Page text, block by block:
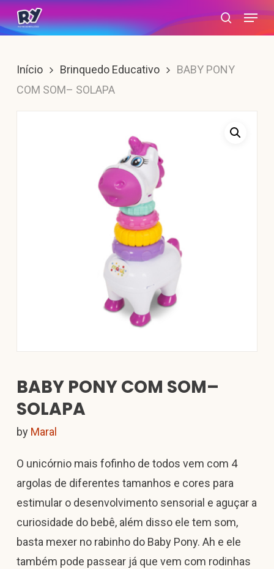
Skip
to
content
search
Menu
Início Brinquedo Educativo
BABY PONY
COM SOM– SOLAPA
BABY PONY COM SOM–
SOLAPA
by Maral
O unicórnio mais fofinho de todos vem com 4
argolas de diferentes tamanhos e cores para
estimular o desenvolvimento sensorial e aguçar a
curiosidade do bebê, além disso ele tem som,
basta mexer no rabinho do Baby Pony. Ah e ele
também pode passear já que vem com rodinhas